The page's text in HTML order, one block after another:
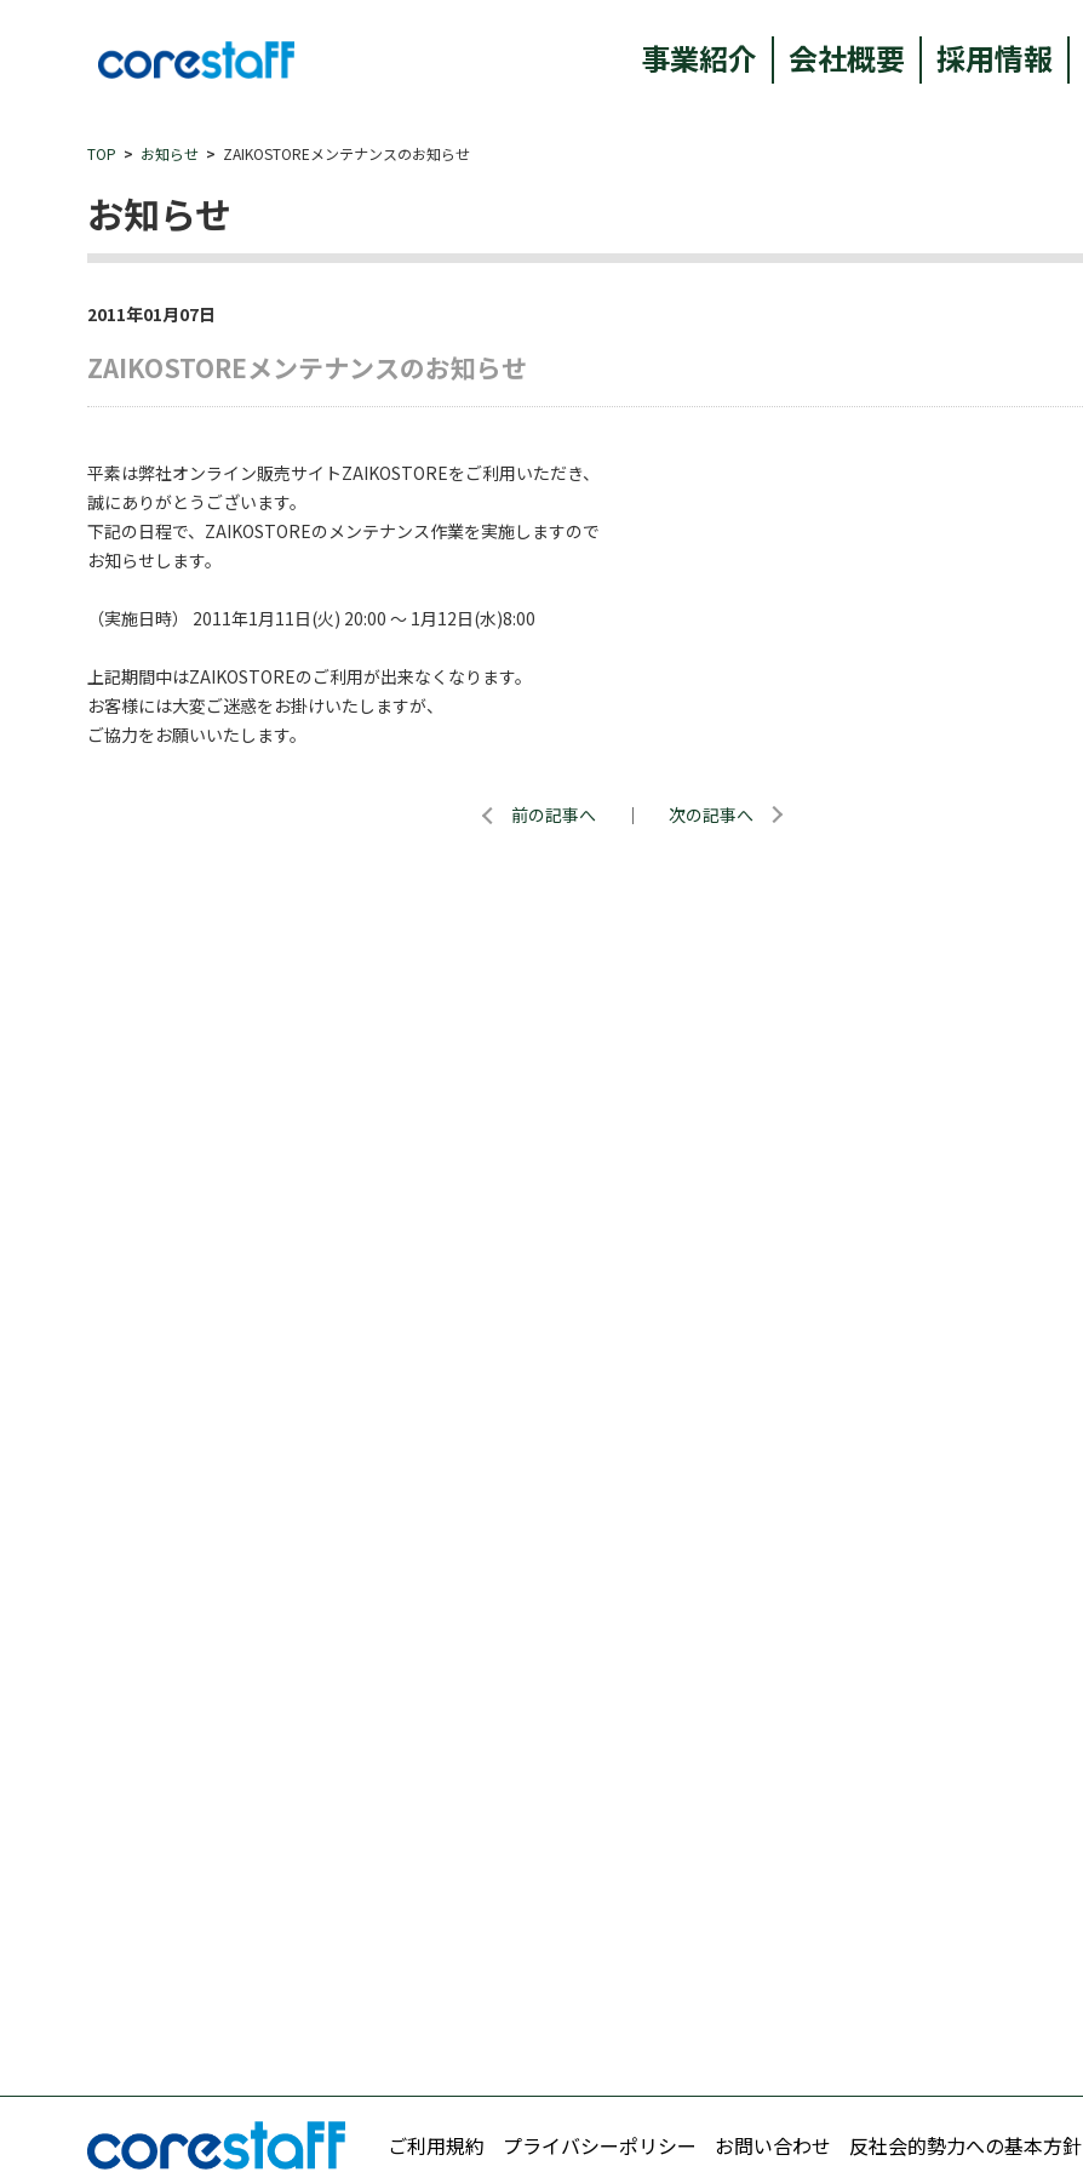
事業紹介 会社概要 採用情報
TOP お知らせ ZAIKOSTOREメンテナンスのお知らせ
お知らせ
2011年01月07日
ZAIKOSTOREメンテナンスのお知らせ
平素は弊社オンライン販売サイトZAIKOSTOREをご利用いただき、
誠にありがとうございます。
下記の日程で、ZAIKOSTOREのメンテナンス作業を実施しますので
お知らせします。
（実施日時） 2011年1月11日(火) 20:00 ～ 1月12日(水)8:00
上記期間中はZAIKOSTOREのご利用が出来なくなります。
お客様には大変ご迷惑をお掛けいたしますが、
ご協力をお願いいたします。
前の記事へ ｜ 次の記事へ
ご利用規約 プライバシーポリシー お問い合わせ 反社会的勢力への基本方針